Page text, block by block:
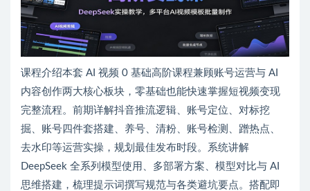
课程介绍本套 AI 视频 0 基础高阶课程兼顾账号运营与 AI
内容创作两大核心板块，零基础也能快速掌握短视频变现
完整流程。前期详解抖音推流逻辑、账号定位、对标挖
掘、账号四件套搭建、养号、清粉、账号检测、蹭热点、
去水印等运营实操，规划最佳发布时段。系统讲解
DeepSeek 全系列模型使用、多部署方案、模型对比与 AI
思维搭建，梳理提示词撰写规范与各类避坑要点。搭配即